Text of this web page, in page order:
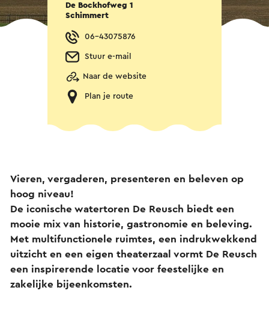
De Bockhofweg 1
Schimmert
06-43075876
Stuur e-mail
Naar de website
Plan je route
Vieren, vergaderen, presenteren en beleven op
hoog niveau!
De iconische watertoren De Reusch biedt een
mooie mix van historie, gastronomie en beleving.
Met multifunctionele ruimtes, een indrukwekkend
uitzicht en een eigen theaterzaal vormt De Reusch
een inspirerende locatie voor feestelijke en
zakelijke bijeenkomsten.